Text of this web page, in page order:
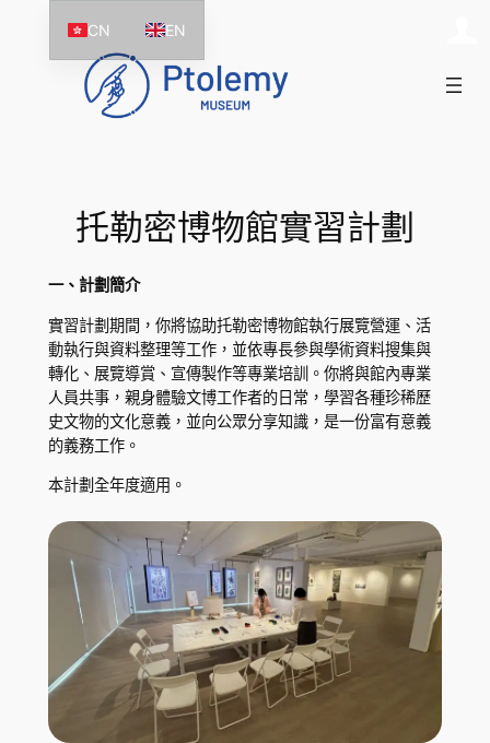
托勒密博物館實習計劃
一、計劃簡介
實習計劃期間，你將協助托勒密博物館執行展覽營運、活
動執行與資料整理等工作，並依專長參與學術資料搜集與
轉化、展覽導賞、宣傳製作等專業培訓。你將與館內專業
人員共事，親身體驗文博工作者的日常，學習各種珍稀歷
史文物的文化意義，並向公眾分享知識，是一份富有意義
的義務工作。
本計劃全年度適用。
CN EN